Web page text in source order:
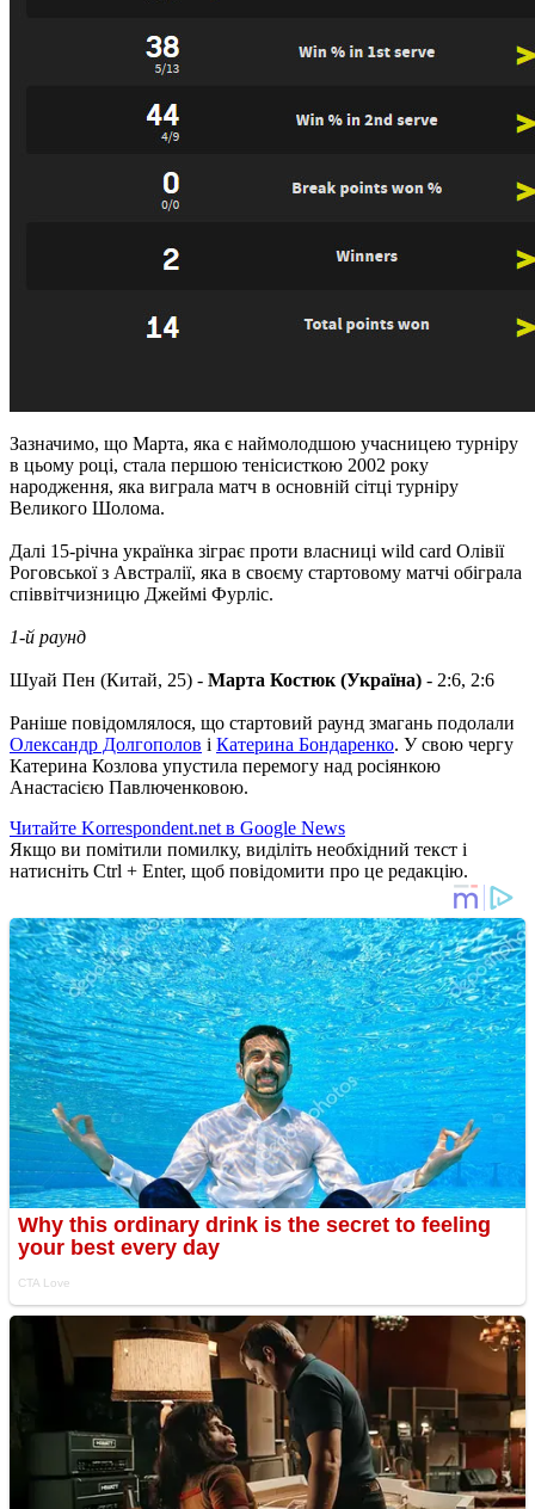
Зазначимо, що Марта, яка є наймолодшою ​​учасницею турніру
в цьому році, стала першою тенісисткою 2002 року
народження, яка виграла матч в основній сітці турніру
Великого Шолома.
Далі 15-річна українка зіграє проти власниці wild card Олівії
Роговської з Австралії, яка в своєму стартовому матчі обіграла
співвітчизницю Джеймі Фурліс.
1-й раунд
Шуай Пен (Китай, 25) - Марта Костюк (Україна) - 2:6, 2:6
Раніше повідомлялося, що стартовий раунд змагань подолали
Олександр Долгополов і Катерина Бондаренко. У свою чергу
Катерина Козлова упустила перемогу над росіянкою
Анастасією Павлюченковою.
Читайте Korrespondent.net в Google News
Якщо ви помітили помилку, виділіть необхідний текст і
натисніть Ctrl + Enter, щоб повідомити про це редакцію.